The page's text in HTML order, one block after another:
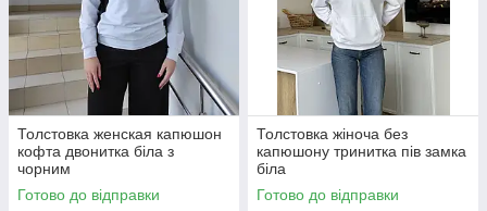
Толстовка женская капюшон
кофта двонитка біла з
чорним
Готово до відправки
Толстовка жіноча без
капюшону тринитка пів замка
біла
Готово до відправки